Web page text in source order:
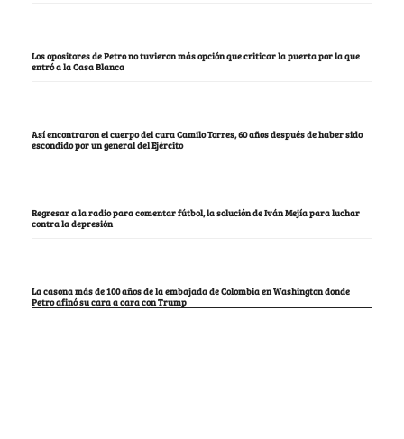
Los opositores de Petro no tuvieron más opción que criticar la puerta por la que
entró a la Casa Blanca
Así encontraron el cuerpo del cura Camilo Torres, 60 años después de haber sido
escondido por un general del Ejército
Regresar a la radio para comentar fútbol, la solución de Iván Mejía para luchar
contra la depresión
La casona más de 100 años de la embajada de Colombia en Washington donde
Petro afinó su cara a cara con Trump